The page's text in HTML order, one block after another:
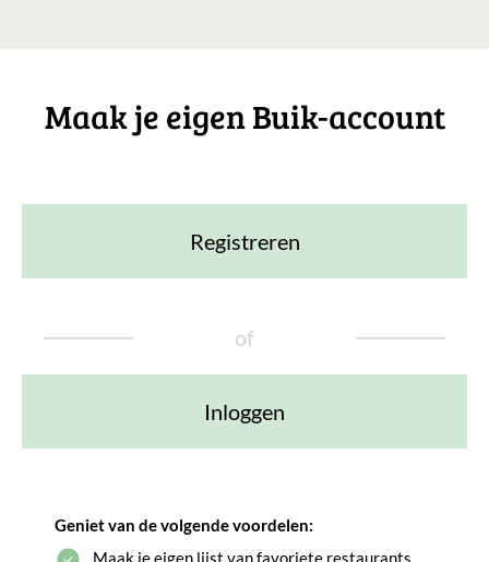
Maak je eigen Buik-account
Registreren
of
Inloggen
Geniet van de volgende voordelen:
Maak je eigen lijst van favoriete restaurants